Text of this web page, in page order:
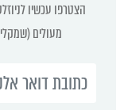
הצטרפו עכשיו
מעולים